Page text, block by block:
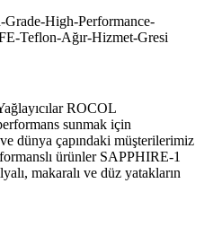
ROCOL
sunmak için
dünya çapındaki müşterilerimiz
ürünler SAPPHIRE-1
makaralı ve düz yatakların